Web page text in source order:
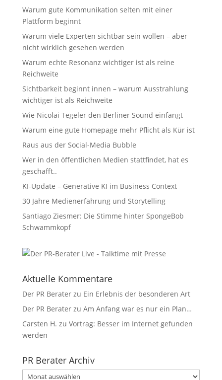
Warum gute Kommunikation selten mit einer
Plattform beginnt
Warum viele Experten sichtbar sein wollen – aber
nicht wirklich gesehen werden
Warum echte Resonanz wichtiger ist als reine
Reichweite
Sichtbarkeit beginnt innen – warum Ausstrahlung
wichtiger ist als Reichweite
Wie Nicolai Tegeler den Berliner Sound einfängt
Warum eine gute Homepage mehr Pflicht als Kür ist
Raus aus der Social-Media Bubble
Wer in den öffentlichen Medien stattfindet, hat es
geschafft..
KI-Update – Generative KI im Business Context
30 Jahre Medienerfahrung und Storytelling
Santiago Ziesmer: Die Stimme hinter SpongeBob
Schwammkopf
Aktuelle Kommentare
Der PR Beraterzu Ein Erlebnis der besonderen Art
Der PR Beraterzu Am Anfang war es nur ein Plan…
Carsten H. zu Vortrag: Besser im Internet gefunden
werden
PR Berater Archiv
PR